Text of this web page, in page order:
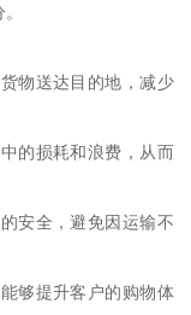
物送达目的地，减少
的损耗和浪费，从而
安全，避免因运输不
够提升客户的购物体